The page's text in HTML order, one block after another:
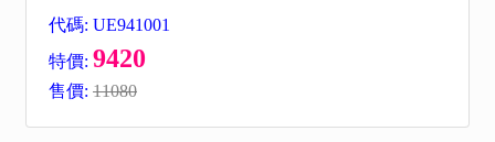
代碼: UE941001
特價: 9420
售價: 11080